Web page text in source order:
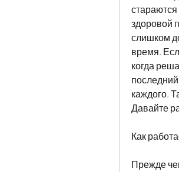
стараются
здоровой
слишком
время.
когда
каждого.
Давайте
Как
Прежде